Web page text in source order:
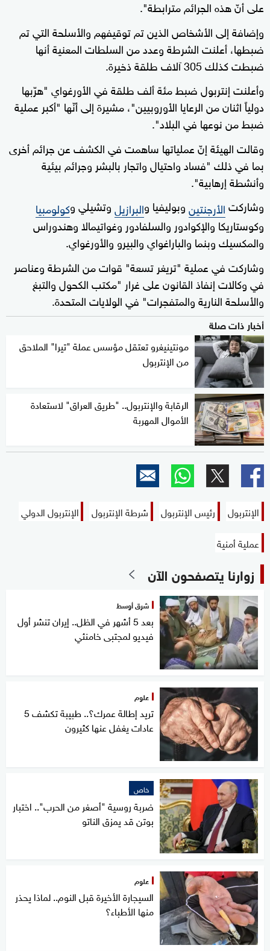
على أنّ هذه الجرائم مترابطة".
وإضافة إلى الأشخاص الذين تم توقيفهم والأسلحة التي تم
ضبطها، أعلنت الشرطة وعدد من السلطات المعنية أنها
ضبطت كذلك 305 آلاف طلقة ذخيرة.
وأعلنت إنتربول ضبط مئة ألف طلقة في الأورغواي "هرّبها
دولياً اثنان من الرعايا الأوروبيين"، مشيرة إلى أنّها "أكبر عملية
ضبط من نوعها في البلاد".
وقالت الهيئة إنّ عملياتها ساهمت في الكشف عن جرائم أخرى
بما في ذلك "فساد واحتيال واتجار بالبشر وجرائم بيئية
وأنشطة إرهابية".
وشاركتالأرجنتينوبوليفيا والبرازيلوتشيلي وكولومبيا
وكوستاريكا والإكوادور والسلفادور وغواتيمالا وهندوراس
والمكسيك وبنما والباراغواي والبيرو والأورغواي.
وشاركت في عملية "تريغر تسعة" قوات من الشرطة وعناصر
في وكالات إنفاذ القانون على غرار "مكتب الكحول والتبغ
والأسلحة النارية والمتفجرات" في الولايات المتحدة.
أخبار ذات صلة
مونتينيغرو تعتقل مؤسس عملة "تيرا" الملاحق
من الإنتربول
الرقابة والإنتربول.. "طريق العراق" لاستعادة
الأموال المهربة
الإنتربول رئيس الإنتربول شرطة الإنتربول
الإنتربول الدولي
عملية أمنية
زوارنا يتصفحون الآن
شرق أوسط
بعد 5 أشهر في الظل.. إيران تنشر أول
فيديو لمجتبى خامنئي
علوم
تريد إطالة عمرك؟.. طبيبة تكشف 5
عادات يغفل عنها كثيرون
خاص
ضربة روسية "أصغر من الحرب".. اختبار
بوتن قد يمزق الناتو
علوم
السيجارة الأخيرة قبل النوم.. لماذا يحذر
منها الأطباء؟